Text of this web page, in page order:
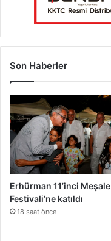
Son Haberler
Erhürman 11’inci Meşale
Festivali’ne katıldı
18 saat önce